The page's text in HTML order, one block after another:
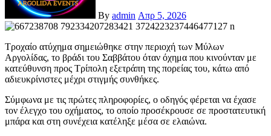
By admin Απρ 5, 2026
Τροχαίο ατύχημα σημειώθηκε στην περιοχή των Μύλων
Αργολίδας, το βράδι του Σαββάτου όταν όχημα που κινούνταν με
κατεύθυνση προς Τρίπολη εξετράπη της πορείας του, κάτω από
αδιευκρίνιστες μέχρι στιγμής συνθήκες.
Σύμφωνα με τις πρώτες πληροφορίες, ο οδηγός φέρεται να έχασε
τον έλεγχο του οχήματος, το οποίο προσέκρουσε σε προστατευτική
μπάρα και στη συνέχεια κατέληξε μέσα σε ελαιώνα.